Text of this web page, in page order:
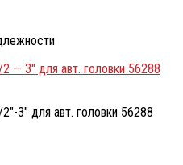
— 3″ для авт. головки 56288
3″ для авт. головки 56288